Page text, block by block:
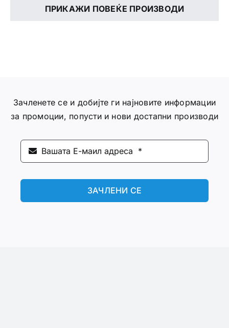
ПРИКАЖИ ПОВЕЌЕ ПРОИЗВОДИ
Зачленете се и добијте ги најновите информации
за промоции, попусти и нови достапни производи
ЗАЧЛЕНИ СЕ